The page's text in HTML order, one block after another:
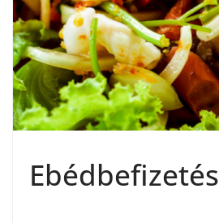
Ebédbefizetés